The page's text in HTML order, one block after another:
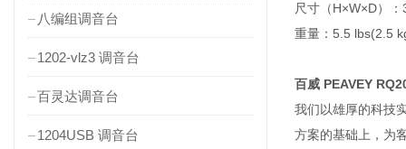
八编组调音台
1202-vlz3 调音台
百灵达调音台
1204USB 调音台
尺寸（H×W×D）
重量：5.5 lbs(2.5
百威 PEAVEY
我们以雄厚的科技
方案的基础上，为